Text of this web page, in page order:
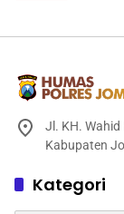
Jl. KH. Wahid
Kabupaten
Kategori